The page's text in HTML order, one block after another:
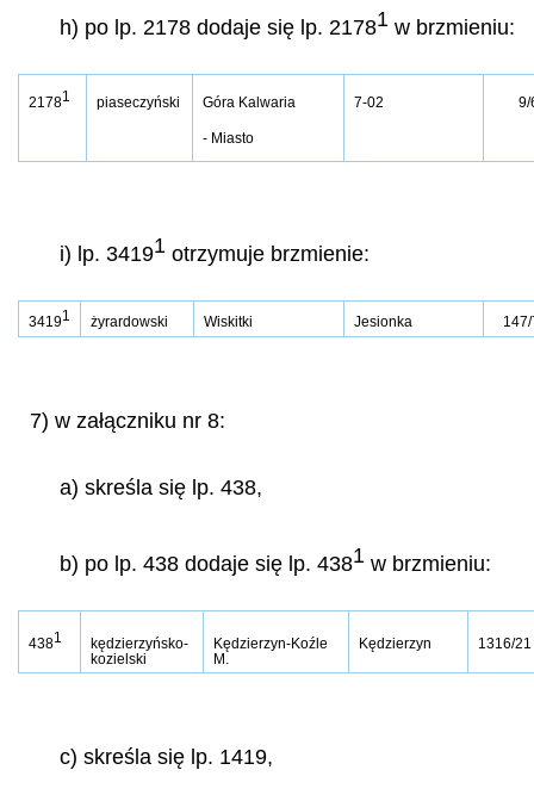
h) po lp. 2178 dodaje się lp. 21781 w brzmieniu:
21781 piaseczyński Góra Kalwaria
- Miasto
7-02 9/
i) lp. 34191 otrzymuje brzmienie:
34191 żyrardowski Wiskitki Jesionka
7) w załączniku nr 8:
a) skreśla się lp. 438,
b) po lp. 438 dodaje się lp. 4381 w brzmieniu:
4381
kędzierzyńsko-
kozielski
Kędzierzyn-Koźle
M.
Kędzierzyn 1316/21
c) skreśla się lp. 1419,